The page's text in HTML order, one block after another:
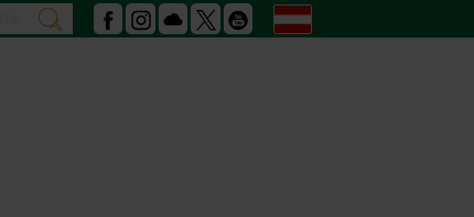
suchen Facebook
Instagram
Podcast YoutubeDeutsch